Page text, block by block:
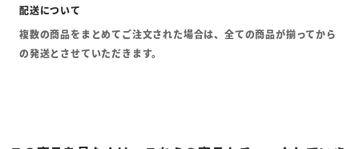
複数の商品をまとめてご注文された場合は、全ての商品が揃ってから
の発送とさせていただきます。